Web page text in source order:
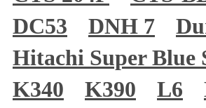
DC53
DNH 7
Hitachi Super Blue
K340
K390 L6